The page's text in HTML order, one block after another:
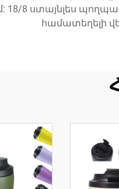
18/8 ստայնլես
համատեղելի